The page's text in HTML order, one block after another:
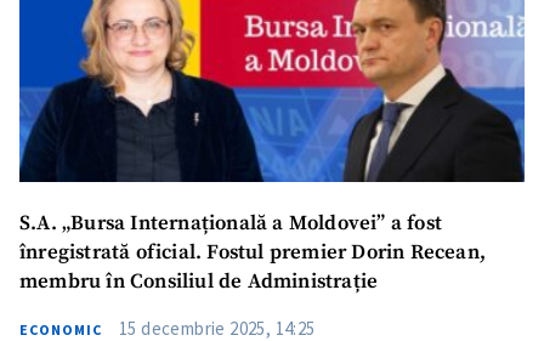
S.A. „Bursa Internațională a Moldovei” a fost
înregistrată oficial. Fostul premier Dorin Recean,
membru în Consiliul de Administrație
ECONOMIC 15 decembrie 2025, 14:25